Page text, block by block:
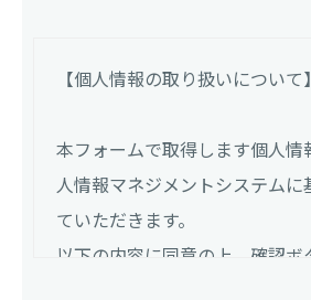
【個人情報の取り扱いについて】
本フォームで取得します個人情
人情報マネジメントシステムに
ていただきます。
以下の内容に同意の上、確認ボ